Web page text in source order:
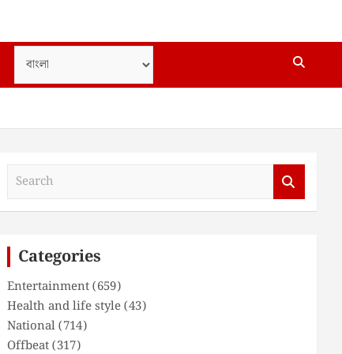
Categories
Entertainment(659)
Health and life style(43)
National(714)
Offbeat(317)